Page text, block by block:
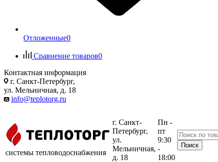
Отложенные0
Сравнение товаров0
Контактная информация
г. Санкт-Петербург,
ул. Мельничная, д. 18
info@teplotorg.ru
системы тепловодоснабжения
г. Санкт-
Петербург,
ул.
Мельничная,
д. 18
Пн -
пт
9:30
-
18:00